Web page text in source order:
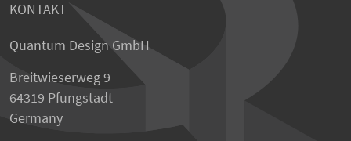
KONTAKT
Quantum Design GmbH
Breitwieserweg 9
64319 Pfungstadt
Germany